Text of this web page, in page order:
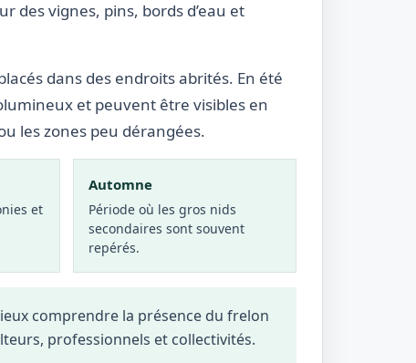
des vignes, pins, bords d’eau et
dans des endroits abrités. En été
et peuvent être visibles en
les zones peu dérangées.
et
Automne
Période où les gros nids
secondaires sont souvent
repérés.
comprendre la présence du frelon
professionnels et collectivités.